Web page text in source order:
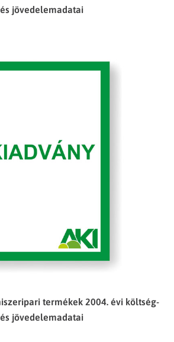
és jövedelemadatai
termékek 2004. évi költség-
és jövedelemadatai